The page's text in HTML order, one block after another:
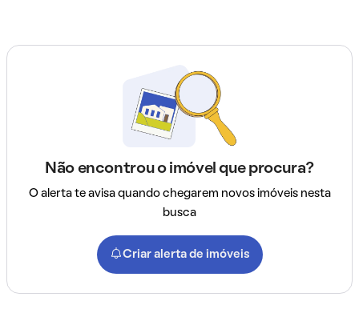
Não encontrou o imóvel que procura?
O alerta te avisa quando chegarem novos imóveis nesta
busca
Criar alerta de imóveis